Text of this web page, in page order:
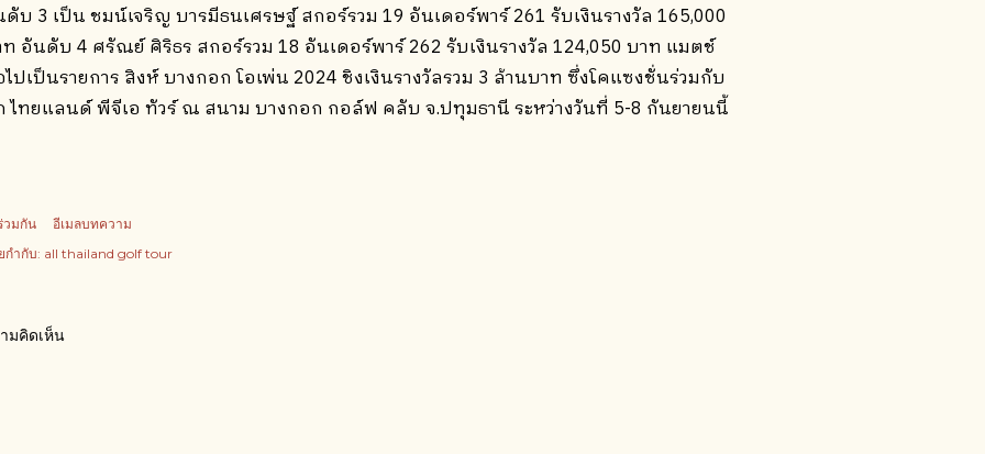
บ 3 เป็น ชมน์เจริญ บารมีธนเศรษฐ์ สกอร์รวม 19 อันเดอร์พาร์ 261 รับเงินรางวัล 165,000
อันดับ 4 ศรัณย์ ศิริธร สกอร์รวม 18 อันเดอร์พาร์ 262 รับเงินรางวัล 124,050 บาท แมตช์
ปเป็นรายการ สิงห์ บางกอก โอเพ่น 2024 ชิงเงินรางวัลรวม 3 ล้านบาท ซึ่งโคแซงชั่นร่วมกับ
ไทยแลนด์ พีจีเอ ทัวร์ ณ สนาม บางกอก กอล์ฟ คลับ จ.ปทุมธานี ระหว่างวันที่ 5-8 กันยายนนี้
วมกัน
อีเมลบทความ
กำกับ: all thailand golf tour
มคิดเห็น